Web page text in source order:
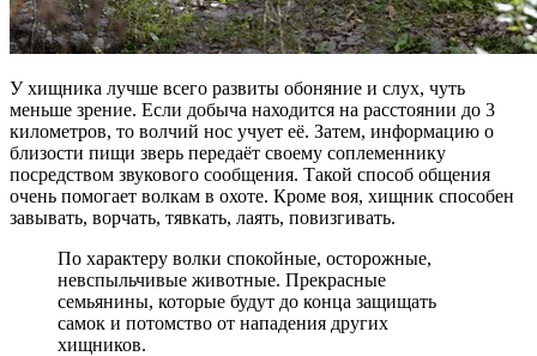
У хищника лучше всего развиты обоняние и слух, чуть
меньше зрение. Если добыча находится на расстоянии до 3
километров, то волчий нос учует её. Затем, информацию о
близости пищи зверь передаёт своему соплеменнику
посредством звукового сообщения. Такой способ общения
очень помогает волкам в охоте. Кроме воя, хищник способен
завывать, ворчать, тявкать, лаять, повизгивать.
По характеру волки спокойные, осторожные,
невспыльчивые животные. Прекрасные
семьянины, которые будут до конца защищать
самок и потомство от нападения других
хищников.